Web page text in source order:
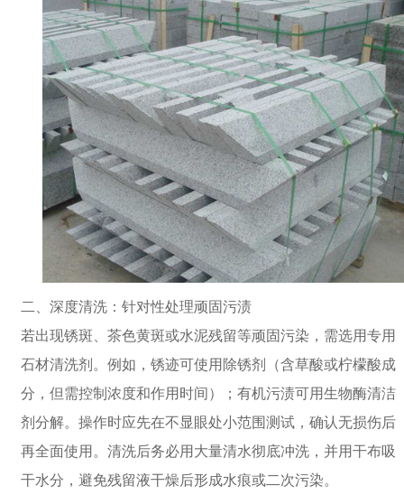
二、深度清洗：针对性处理顽固污渍
若出现锈斑、茶色黄斑或水泥残留等顽固污染，需选用专用
石材清洗剂。例如，锈迹可使用除锈剂（含草酸或柠檬酸成
分，但需控制浓度和作用时间）；有机污渍可用生物酶清洁
剂分解。操作时应先在不显眼处小范围测试，确认无损伤后
再全面使用。清洗后务必用大量清水彻底冲洗，并用干布吸
干水分，避免残留液干燥后形成水痕或二次污染。